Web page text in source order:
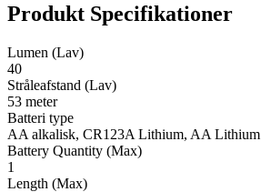
Produkt Specifikationer
Lumen (Lav)
40
Stråleafstand (Lav)
53 meter
Batteri type
AA alkalisk, CR123A Lithium, AA Lithium
Battery Quantity (Max)
1
Length (Max)